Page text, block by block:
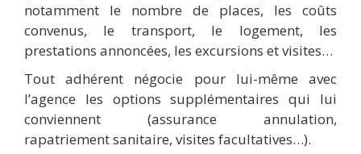
notamment le nombre de places, les coûts
convenus, le transport, le logement, les
prestations annoncées, les excursions et visites…
Tout adhérent négocie pour lui-même avec
l’agence les options supplémentaires qui lui
conviennent (assurance annulation,
rapatriement sanitaire, visites facultatives…).